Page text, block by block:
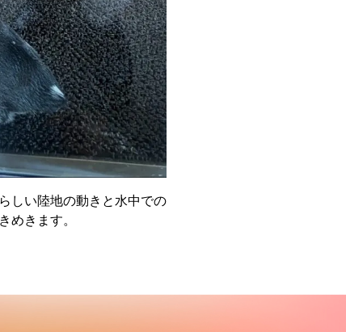
しい陸地の動きと水中での
めきます。